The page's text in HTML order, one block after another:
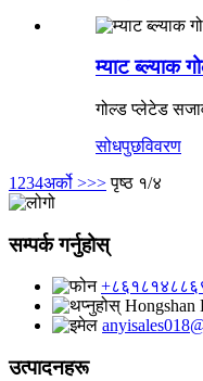
म्याट ब्ल्याक
गोल्ड प्लेटेड
सोधपुछविवरण
1 234अर्को >>> पृष्ठ १/४
सम्पर्क गर्नुहोस्
Hongshan
उत्पादनहरू